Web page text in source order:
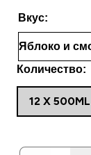
Вкус:
Количество:
12 X 500ML